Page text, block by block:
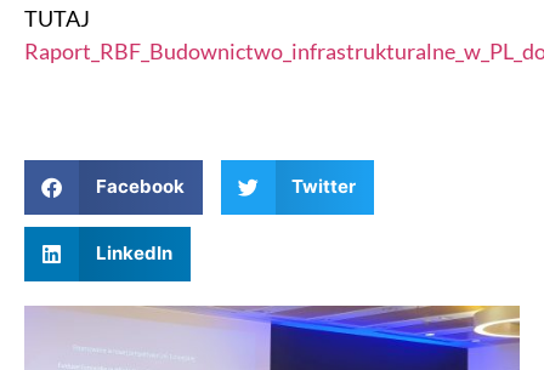
TUTAJ
Facebook Twitter
LinkedIn